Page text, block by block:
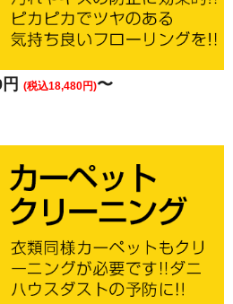
(税込18,480円)〜